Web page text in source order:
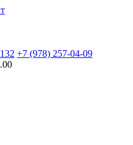
+7 (978) 257-04-09